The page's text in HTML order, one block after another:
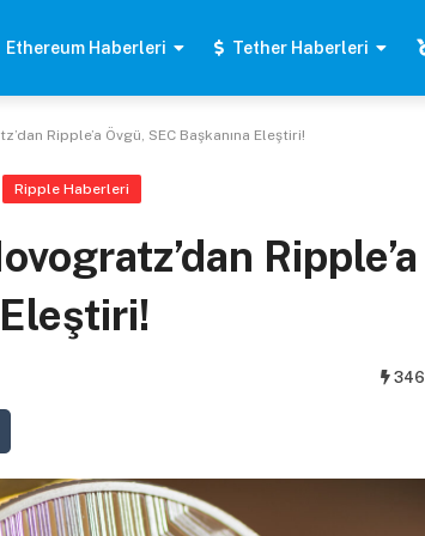
Ethereum Haberleri Tether Haberleri
Ripple’a Övgü, SEC Başkanına Eleştiri!
Ripple Haberleri
Ripple’a
346